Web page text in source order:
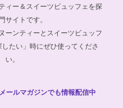
ィー＆スイーツビュッフェを探
サイトです。
ーンティーとスイーツビュッフ
たい」時にぜひ使ってくださ
い。
ルマガジンでも情報配信中